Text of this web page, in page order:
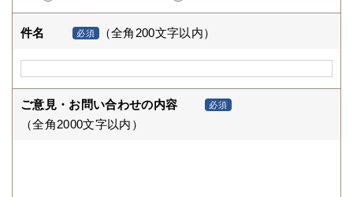
件名 必須 （全角200文字以内）
ご意見・お問い合わせの内容 必須
（全角2000文字以内）